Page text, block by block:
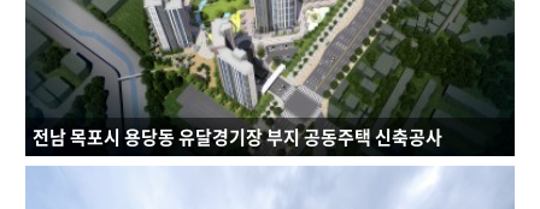
전남 목포시 용당동 유달경기장 부지 공동주택 신축공사